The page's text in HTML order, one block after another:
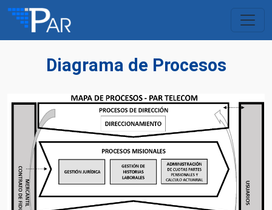
Diagrama de Procesos